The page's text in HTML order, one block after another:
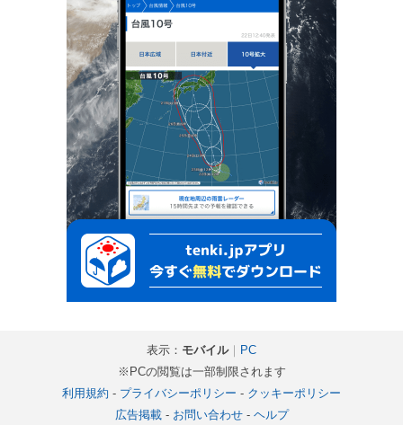
表示： モバイル｜ PC
※PCの閲覧は一部制限されます
利用規約 - プライバシーポリシー - クッキーポリシー
広告掲載- お問い合わせ- ヘルプ